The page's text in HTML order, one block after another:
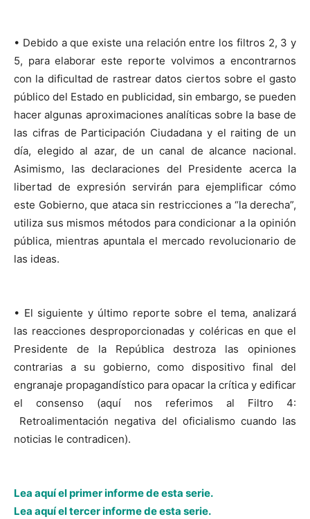
• Debido a que existe una relación entre los filtros 2, 3 y
5, para elaborar este reporte volvimos a encontrarnos
con la dificultad de rastrear datos ciertos sobre el gasto
público del Estado en publicidad, sin embargo, se pueden
hacer algunas aproximaciones analíticas sobre la base de
las cifras de Participación Ciudadana y el raiting de un
día, elegido al azar, de un canal de alcance nacional.
Asimismo, las declaraciones del Presidente acerca la
libertad de expresión servirán para ejemplificar cómo
este Gobierno, que ataca sin restricciones a “la derecha”,
utiliza sus mismos métodos para condicionar a la opinión
pública, mientras apuntala el mercado revolucionario de
las ideas.
• El siguiente y último reporte sobre el tema, analizará
las reacciones desproporcionadas y coléricas en que el
Presidente de la República destroza las opiniones
contrarias a su gobierno, como dispositivo final del
engranaje propagandístico para opacar la crítica y edificar
el consenso (aquí nos referimos al Filtro 4:
Retroalimentación negativa del oficialismo cuando las
noticias le contradicen).
Lea aquí el primer informe de esta serie.
Lea aquí el tercer informe de esta serie.